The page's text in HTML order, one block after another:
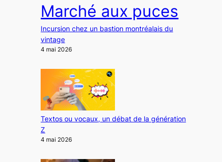
Marché aux puces
Incursion chez un bastion montréalais du
vintage
4 mai 2026
Textos ou vocaux, un débat de la génération
Z
4 mai 2026